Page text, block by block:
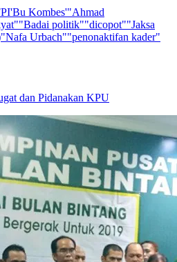
'Bu Kombes'"Ahmad
"Badai politik""dicopot""Jaksa
"Nafa Urbach""penonaktifan kader"
dan Pidanakan KPU